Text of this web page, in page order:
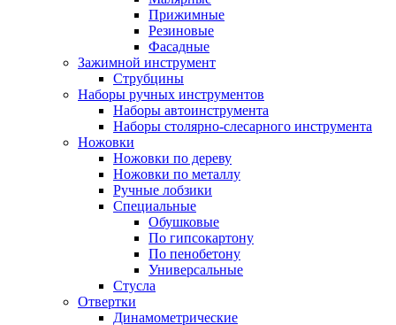
Прижимные
Резиновые
Фасадные
Зажимной инструмент
Струбцины
Наборы ручных инструментов
Наборы автоинструмента
Наборы столярно-слесарного инструмента
Ножовки
Ножовки по дереву
Ножовки по металлу
Ручные лобзики
Специальные
Обушковые
По гипсокартону
По пенобетону
Универсальные
Стусла
Отвертки
Динамометрические